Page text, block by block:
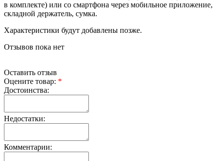
в комплекте) или со смартфона через мобильное приложение,
складной держатель, сумка.
Характеристики будут добавлены позже.
Отзывов пока нет
Оставить отзыв
Оцените товар: *
Достоинства:
Недостатки:
Комментарии: